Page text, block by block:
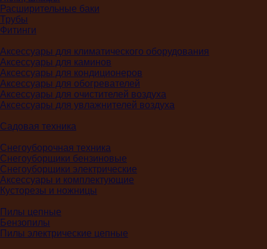
Расширительные баки
Трубы
Фитинги
Аксессуары для климатического оборудования
Аксессуары для каминов
Аксессуары для кондиционеров
Аксессуары для обогревателей
Аксессуары для очистителей воздуха
Аксессуары для увлажнителей воздуха
Садовая техника
Снегоуборочная техника
Снегоуборщики бензиновые
Снегоуборщики электрические
Аксессуары и комплектующие
Кусторезы и ножницы
Пилы цепные
Бензопилы
Пилы электрические цепные